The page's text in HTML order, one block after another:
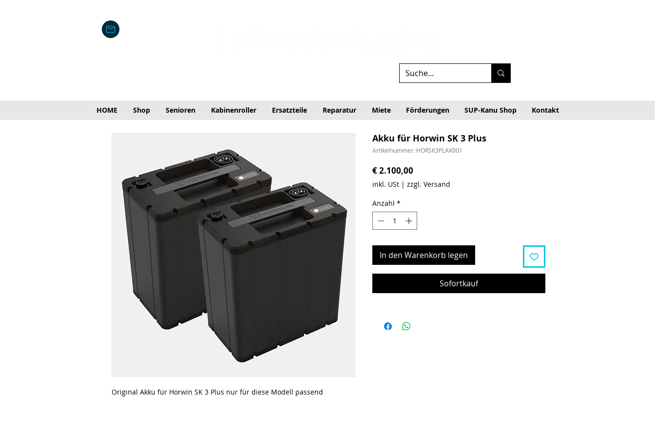
HOME Shop Senioren Kabinenroller Ersatzteile Reparatur Miete Förderungen SUP-Kanu Shop Kontakt
Original Akku für Horwin SK 3 Plus nur für diese Modell passend
Akku für Horwin SK 3 Plus
Artikelnummer: HORSK3PLAK001
€ 2.100,00Preis
inkl. USt| zzgl. Versand
Anzahl *
In den Warenkorb legen
Sofortkauf